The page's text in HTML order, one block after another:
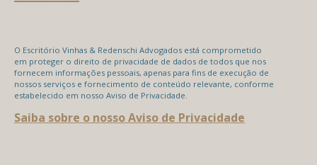
O Escritório Vinhas & Redenschi Advogados está comprometido
em proteger o direito de privacidade de dados de todos que nos
fornecem informações pessoais, apenas para fins de execução de
nossos serviços e fornecimento de conteúdo relevante, conforme
estabelecido em nosso Aviso de Privacidade.
Saiba sobre o nosso Aviso de Privacidade